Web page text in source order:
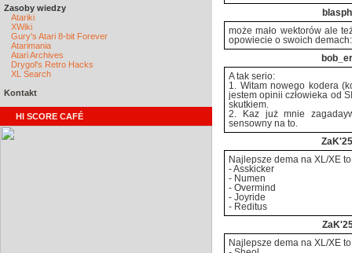
Zasoby wiedzy
Atariki
XWiki
Gury's Atari 8-bit Forever
Atarimania
Atari Archives
Drygol's Retro Hacks
XL Search
Kontakt
HI SCORE CAFÉ
blasph
może mało wektorów ale
opowiecie o swoich
bob_er
A tak serio:
1. Witam nowego kodera
jestem opinii człowieka od
skutkiem.
2. Kaz już mnie
sensowny na to.
ZaK'25
Najlepsze dema na XL/XE
- Asskicker
- Numen
- Overmind
- Joyride
- Reditus
Najlepsze dema na XL/XE